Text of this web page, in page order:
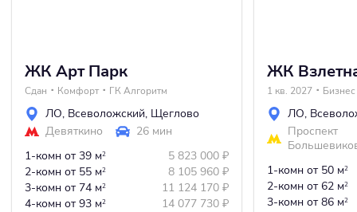
ЖК Арт Парк
Сдан Комфорт ГК Алгоритм
ЛО, Всеволожский, Щеглово
Девяткино
26 мин
1-комн от 39 м2 5 823 000 ₽
2-комн от 55 м2 8 105 960 ₽
3-комн от 74 м2 11 124 170 ₽
4-комн от 93 м2 14 077 730 ₽
ЖК
1 кв. 2027 Бизнес
ЛО,
Проспект
1-комн от 50 м2
2-комн от 62 м2
3-комн от 86 м2